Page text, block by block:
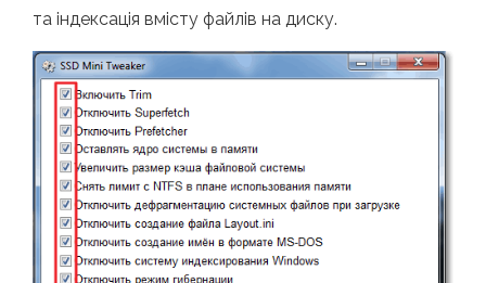
та індексація вмісту файлів на диску.